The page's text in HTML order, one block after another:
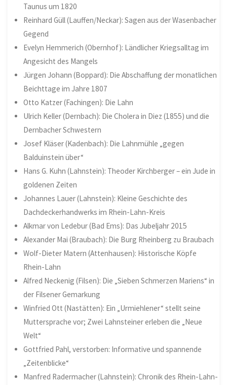
Taunus um 1820
Reinhard Güll (Lauffen/Neckar): Sagen aus der Wasenbacher
Gegend
Evelyn Hemmerich (Obernhof): Ländlicher Kriegsalltag im
Angesicht des Mangels
Jürgen Johann (Boppard): Die Abschaffung der monatlichen
Beichttage im Jahre 1807
Otto Katzer (Fachingen): Die Lahn
Ulrich Keller (Dernbach): Die Cholera in Diez (1855) und die
Dernbacher Schwestern
Josef Kläser (Kadenbach): Die Lahnmühle „gegen
Balduinstein über“
Hans G. Kuhn (Lahnstein): Theoder Kirchberger – ein Jude in
goldenen Zeiten
Johannes Lauer (Lahnstein): Kleine Geschichte des
Dachdeckerhandwerks im Rhein-Lahn-Kreis
Alkmar von Ledebur (Bad Ems): Das Jubeljahr 2015
Alexander Mai (Braubach): Die Burg Rheinberg zu Braubach
Wolf-Dieter Matern (Attenhausen): Historische Köpfe
Rhein-Lahn
Alfred Neckenig (Filsen): Die „Sieben Schmerzen Mariens“ in
der Filsener Gemarkung
Winfried Ott (Nastätten): Ein „Urmiehlener“ stellt seine
Muttersprache vor; Zwei Lahnsteiner erleben die „Neue
Welt“
Gottfried Pahl, verstorben: Informative und spannende
„Zeitenblicke“
Manfred Radermacher (Lahnstein): Chronik des Rhein-Lahn-